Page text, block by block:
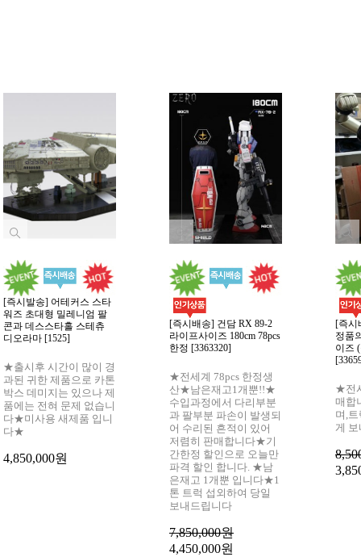
[즉시발송] 어테커스 스타
워즈 초대형 밀레니엄 팔
콘과 데스스타홀 스테츄
디오라마 [1525]
★출시후 시간이 많이 경
과된 귀한 제품으로 카톤
박스 데미지는 있으나 제
품에는 전혀 문제 없습니
다★미사용 새제품 입니
다★
4,850,000원
[즉시배송] 건담 RX 89-2
라이프사이즈 180cm 78pcs
한정 [3363320]
★전세계 78pcs 한정생
산★남은재고1개뿐!!★
수입과정에서 다리부분
과 팔부분 파손이 발생되
어 수리된 흔적이 있어
저렴히 판매합니다★기
간한정 할인으로 오늘만
파격 할인 합니다. ★남
은재고 1개뿐 입니다★1
톤 트럭 섭외하여 당일
보내드립니다
7,850,000원
4,450,000원
[즉시
정품
이즈
★전
매합
며,
게